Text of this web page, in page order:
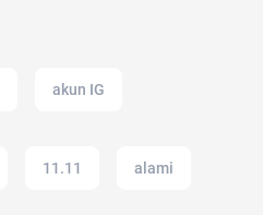
akun IG
11.11 alami